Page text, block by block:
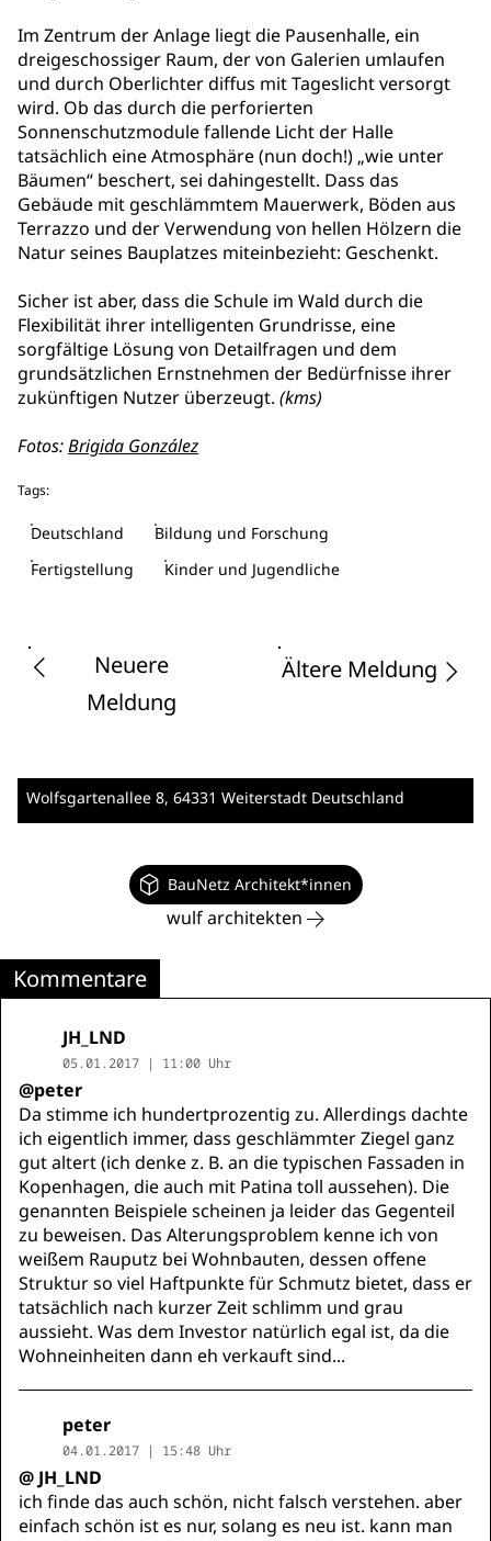
Im Zentrum der Anlage liegt die Pausenhalle, ein
dreigeschossiger Raum, der von Galerien umlaufen
und durch Oberlichter diffus mit Tageslicht versorgt
wird. Ob das durch die perforierten
Sonnenschutzmodule fallende Licht der Halle
tatsächlich eine Atmosphäre (nun doch!) „wie unter
Bäumen“ beschert, sei dahingestellt. Dass das
Gebäude mit geschlämmtem Mauerwerk, Böden aus
Terrazzo und der Verwendung von hellen Hölzern die
Natur seines Bauplatzes miteinbezieht: Geschenkt.
Sicher ist aber, dass die Schule im Wald durch die
Flexibilität ihrer intelligenten Grundrisse, eine
sorgfältige Lösung von Detailfragen und dem
grundsätzlichen Ernstnehmen der Bedürfnisse ihrer
zukünftigen Nutzer überzeugt. (kms)
Fotos:Brigida González
Tags:
Deutschland
Bildung und Forschung
Fertigstellung
Kinder und Jugendliche
Neuere
Meldung
Ältere Meldung
Wolfsgartenallee 8, 64331 Weiterstadt Deutschland
BauNetz Architekt*innen
wulf architekten
Kommentare
JH_LND
05.01.2017 | 11:00 Uhr
@peter
Da stimme ich hundertprozentig zu. Allerdings dachte
ich eigentlich immer, dass geschlämmter Ziegel ganz
gut altert (ich denke z. B. an die typischen Fassaden in
Kopenhagen, die auch mit Patina toll aussehen). Die
genannten Beispiele scheinen ja leider das Gegenteil
zu beweisen. Das Alterungsproblem kenne ich von
weißem Rauputz bei Wohnbauten, dessen offene
Struktur so viel Haftpunkte für Schmutz bietet, dass er
tatsächlich nach kurzer Zeit schlimm und grau
aussieht. Was dem Investor natürlich egal ist, da die
Wohneinheiten dann eh verkauft sind...
peter
04.01.2017 | 15:48 Uhr
@ JH_LND
ich finde das auch schön, nicht falsch verstehen. aber
einfach schön ist es nur, solang es neu ist. kann man